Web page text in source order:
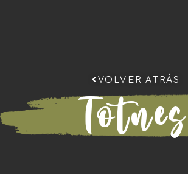
VOLVER ATRÁS
Totnes